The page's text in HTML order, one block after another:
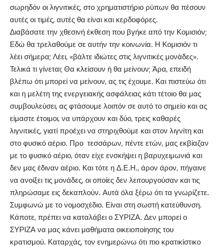
σωρηδόν οι λιγνιτικές, στο χρηματιστήριο ρύπων θα πέσουν
αυτές οι τιμές, αυτές θα είναι και κερδοφόρες.
Διαβάσατε την χθεσινή έκθεση που βγήκε από την Κομισιόν;
Εδώ θα τρελαθούμε σε αυτήν την κοινωνία. Η Κομισιόν τι
λέει σήμερα; Λέει, «βάλτε ιδιώτες στις λιγνιτικές μονάδες».
Τελικά τι γίνεται; Θα κλείσουν ή θα μείνουν; Άρα, επειδή
βλέπω ότι μπορεί να μείνουν, ας τις έχουμε. Και πιστεύω ότι
και η μελέτη της ενεργειακής ασφάλειας κάτι τέτοιο θα μας
συμβουλεύσει, ας φτάσουμε λοιπόν σε αυτό το σημείο και ας
είμαστε έτοιμοι, να υπάρχουν και δύο, τρεις καθαρές
λιγνιτικές, γιατί προέχει να στηριχθούμε και στον λιγνίτη και
στο φυσικό αέριο. Προ τεσσάρων, πέντε ετών, μας εκβίαζαν
με το φυσικό αέριο, όταν είχε ενσκήψει η βαρυχειμωνιά και
δεν μας έδιναν αέριο. Και τότε η Δ.Ε.Η., άρον άρον, πήγαινε
να ανοίξει τις μονάδες, οι οποίες δεν λειτουργούσαν και τις
πληρώσαμε εις δεκαπλούν. Αυτά όλα ξέρω ότι τα γνωρίζετε.
Συμφωνώ με το νομοσχέδιο. Είναι στη σωστή κατεύθυνση.
Κάποτε, πρέπει να καταλάβει ο ΣΥΡΙΖΑ. Δεν μπορεί ο
ΣΥΡΙΖΑ να μας κάνει μαθήματα οικειοποίησης του
κρατισμού. Καταρχάς, τον ενημερώνω ότι πιο κρατικίστικο